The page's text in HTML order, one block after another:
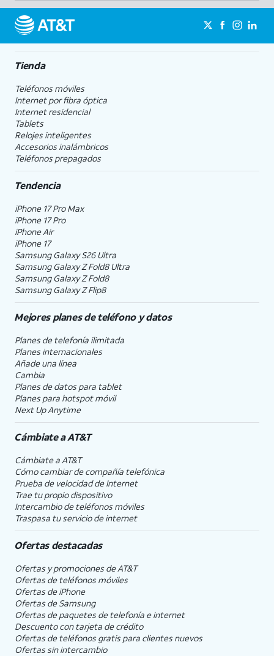
Tienda
Teléfonos móviles
Internet por fibra óptica
Internet residencial
Tablets
Relojes inteligentes
Accesorios inalámbricos
Teléfonos prepagados
Tendencia
iPhone 17 Pro Max
iPhone 17 Pro
iPhone Air
iPhone 17
Samsung Galaxy S26 Ultra
Samsung Galaxy Z Fold8 Ultra
Samsung Galaxy Z Fold8
Samsung Galaxy Z Flip8
Mejores planes de teléfono y datos
Planes de telefonía ilimitada
Planes internacionales
Añade una línea
Cambia
Planes de datos para tablet
Planes para hotspot móvil
Next Up Anytime
Cámbiate aAT&T
Cámbiate a AT&T
Cómo cambiar de compañía telefónica
Prueba de velocidad de Internet
Trae tu propio dispositivo
Intercambio de teléfonos móviles
Traspasa tu servicio de internet
Ofertas destacadas
Ofertas y promociones deAT&T
Ofertas de teléfonos móviles
Ofertas deiPhone
Ofertas de Samsung
Ofertas de paquetes de telefonía e internet
Descuento con tarjeta de crédito
Ofertas de teléfonos gratis para clientes nuevos
Ofertas sin intercambio